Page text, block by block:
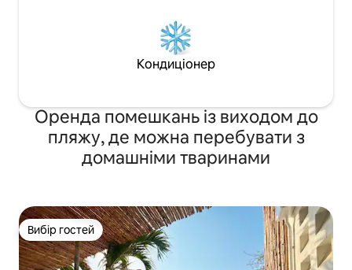
500 батів електроенергії для кожного
перебування. Перевищення — 7 батів
за одиницю. Рахунок за
електроенергію становить близько
вечірок на віллі.
Кондиціонер
Оренда помешкань із виходом до
пляжу, де можна перебувати з
домашніми тваринами
Вибір гостей
Вибір гостей